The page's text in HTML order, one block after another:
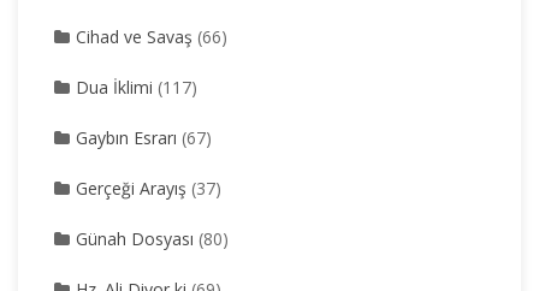
Cihad ve Savaş (66)
Dua İklimi (117)
Gaybın Esrarı (67)
Gerçeği Arayış (37)
Günah Dosyası (80)